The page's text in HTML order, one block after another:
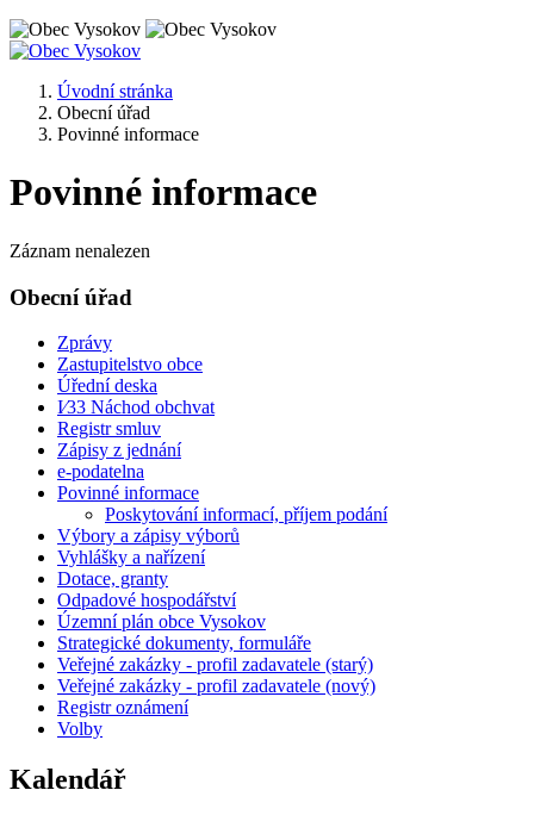
Úvodní stránka
Obecní úřad
Povinné informace
Povinné informace
Záznam nenalezen
Obecní úřad
Zprávy
Zastupitelstvo obce
Úřední deska
I⁄33 Náchod obchvat
Registr smluv
Zápisy z jednání
e-podatelna
Povinné informace
Poskytování informací, příjem podání
Výbory a zápisy výborů
Vyhlášky a nařízení
Dotace, granty
Odpadové hospodářství
Územní plán obce Vysokov
Strategické dokumenty, formuláře
Veřejné zakázky - profil zadavatele (starý)
Veřejné zakázky - profil zadavatele (nový)
Registr oznámení
Volby
Kalendář